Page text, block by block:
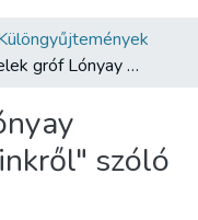
Észrevételek gróf Lónyay Menyhért "Közügyeinkről" szóló munka felett
szóló